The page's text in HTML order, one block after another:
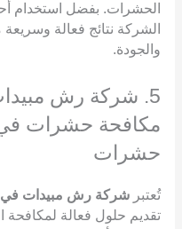
الحشرات. بفضل استخدام
الشركة نتائج فعالة وسريعة
والجودة.
5. شركة رش
مكافحة حشرات في
حشرات
تُعتبر شركة رش مبيدات في
تقديم حلول فعالة